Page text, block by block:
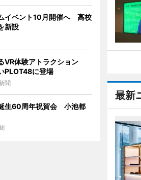
最新
イベント10月開催へ 高校
新設
VR体験アトラクション
PLOT48に登場
聞
生60周年祝賀会 小池都